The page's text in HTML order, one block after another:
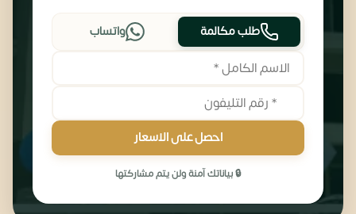
طلب مكالمة واتساب
احصل على الاسعار
🔒 بياناتك آمنة ولن يتم مشاركتها